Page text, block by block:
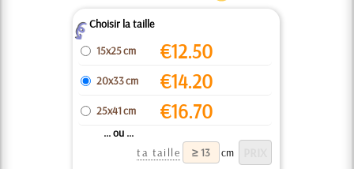
ZChoisir la taille
15x25 cm
€12.50
20x33 cm €14.20
25x41 cm €16.70
... ou ...
ta taille
cm